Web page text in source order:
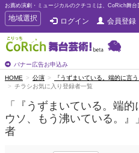
お薦め演劇・ミュージカルのクチコミは、CoRich舞台
T
o
g
g
e
n
a
v
g
a
地域選択 ログイン 会員登録
バナー広告お申込み
HOME 公演
『うずまいている。端的に言
チラシお気に入り登録者一覧
「『うずまいている。端
ウソ、もう沸いている。
者